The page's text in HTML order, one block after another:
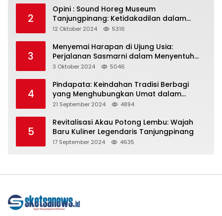
2
Opini : Sound Horeg Museum
Tanjungpinang: Ketidakadilan dalam
Representasi
12 Oktober 2024 5316
3
Menyemai Harapan di Ujung Usia:
Perjalanan Sasmarni dalam Menyentuh
Hati dan Jiwa
3 Oktober 2024 5046
4
Pindapata: Keindahan Tradisi Berbagi
yang Menghubungkan Umat dalam
Spiritualitas dan Kebersamaan dalam
21 September 2024 4894
5
Revitalisasi Akau Potong Lembu: Wajah
Baru Kuliner Legendaris Tanjungpinang
17 September 2024 4635